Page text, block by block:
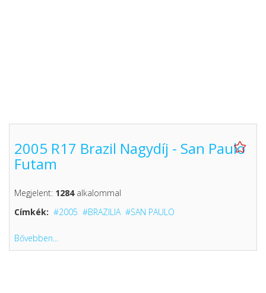
2005 R17 Brazil Nagydíj - San Paulo
Futam
Megjelent: 1284alkalommal
Címkék:
2005 BRAZILIA SAN PAULO
Bővebben...